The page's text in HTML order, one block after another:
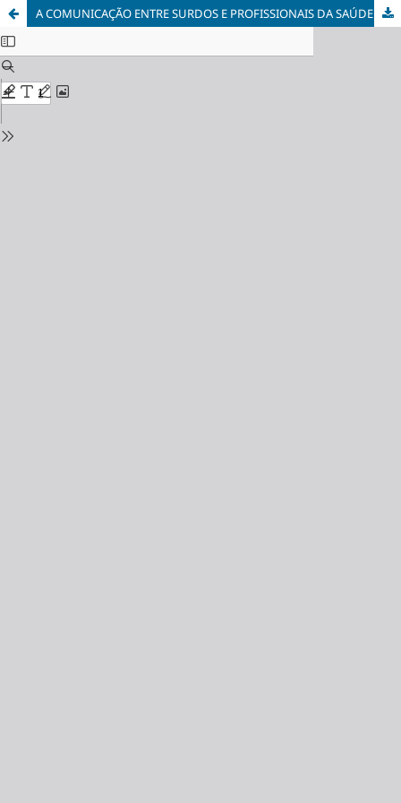
A COMUNICAÇÃO ENTRE SURDOS E PROFISSIONAIS DA SAÚDE: UMA REVISÃO BIBLIOGRÁFICA